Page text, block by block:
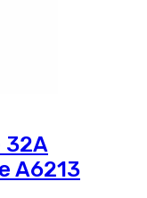
32A
A6213